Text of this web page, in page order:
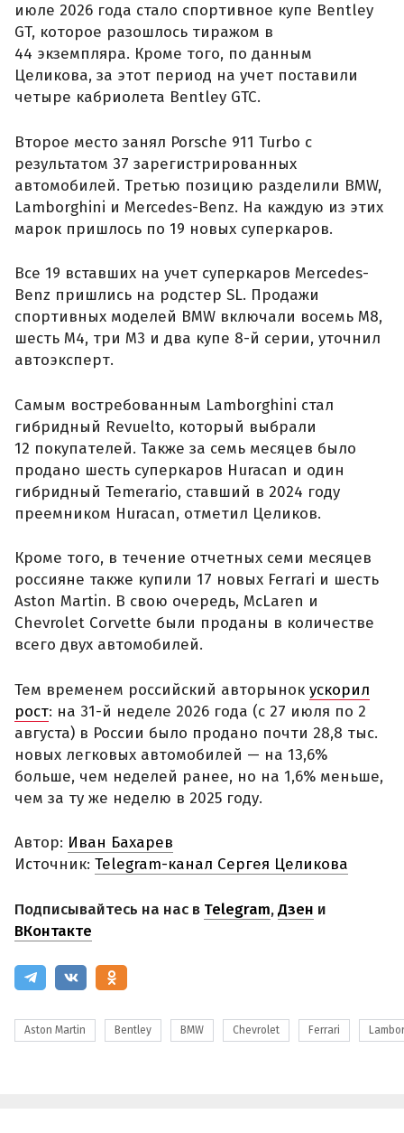
июле 2026 года стало спортивное купе Bentley
GT, которое разошлось тиражом в
44 экземпляра. Кроме того, по данным
Целикова, за этот период на учет поставили
четыре кабриолета Bentley GTC.
Второе место занял Porsche 911 Turbo с
результатом 37 зарегистрированных
автомобилей. Третью позицию разделили BMW,
Lamborghini и Mercedes-Benz. На каждую из этих
марок пришлось по 19 новых суперкаров.
Все 19 вставших на учет суперкаров Mercedes-
Benz пришлись на родстер SL. Продажи
спортивных моделей BMW включали восемь M8,
шесть M4, три M3 и два купе 8-й серии, уточнил
автоэксперт.
Самым востребованным Lamborghini стал
гибридный Revuelto, который выбрали
12 покупателей. Также за семь месяцев было
продано шесть суперкаров Huracan и один
гибридный Temerario, ставший в 2024 году
преемником Huracan, отметил Целиков.
Кроме того, в течение отчетных семи месяцев
россияне также купили 17 новых Ferrari и шесть
Aston Martin. В свою очередь, McLaren и
Chevrolet Corvette были проданы в количестве
всего двух автомобилей.
Тем временем российский авторынок ускорил
рост: на 31-й неделе 2026 года (с 27 июля по 2
августа) в России было продано почти 28,8 тыс.
новых легковых автомобилей — на 13,6%
больше, чем неделей ранее, но на 1,6% меньше,
чем за ту же неделю в 2025 году.
Автор: Иван Бахарев
Источник: Telegram-канал Сергея Целикова
Подписывайтесь на нас в Telegram,Дзен и
ВКонтакте
Aston Martin Bentley BMW Chevrolet Ferrari